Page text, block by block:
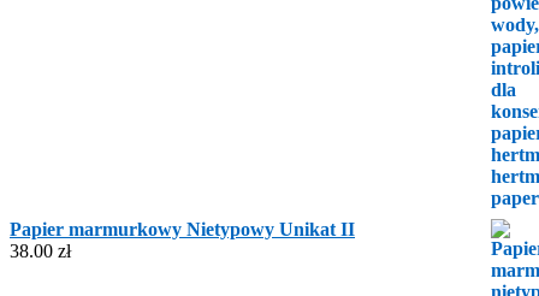
Papier marmurkowy Nietypowy Unikat II
38.00 zł